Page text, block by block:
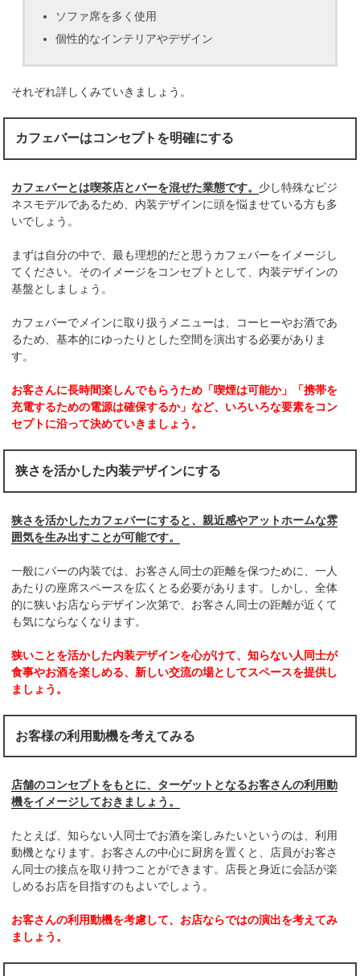
ソファ席を多く使用
個性的なインテリアやデザイン
それぞれ詳しくみていきましょう。
カフェバーはコンセプトを明確にする
カフェバーとは喫茶店とバーを混ぜた業態です。 少し特殊なビジ
ネスモデルであるため、内装デザインに頭を悩ませている方も多
いでしょう。
まずは自分の中で、最も理想的だと思うカフェバーをイメージし
てください。そのイメージをコンセプトとして、内装デザインの
基盤としましょう。
カフェバーでメインに取り扱うメニューは、コーヒーやお酒であ
るため、基本的にゆったりとした空間を演出する必要がありま
す。
お客さんに長時間楽しんでもらうため「喫煙は可能か」「携帯を
充電するための電源は確保するか」など、いろいろな要素をコン
セプトに沿って決めていきましょう。
狭さを活かした内装デザインにする
狭さを活かしたカフェバーにすると、親近感やアットホームな雰
囲気を生み出すことが可能です。
一般にバーの内装では、お客さん同士の距離を保つために、一人
あたりの座席スペースを広くとる必要があります。しかし、全体
的に狭いお店ならデザイン次第で、お客さん同士の距離が近くて
も気にならなくなります。
狭いことを活かした内装デザインを心がけて、知らない人同士が
食事やお酒を楽しめる、新しい交流の場としてスペースを提供し
ましょう。
お客様の利用動機を考えてみる
店舗のコンセプトをもとに、ターゲットとなるお客さんの利用動
機をイメージしておきましょう。
たとえば、知らない人同士でお酒を楽しみたいというのは、利用
動機となります。お客さんの中心に厨房を置くと、店員がお客さ
ん同士の接点を取り持つことができます。店長と身近に会話が楽
しめるお店を目指すのもよいでしょう。
お客さんの利用動機を考慮して、お店ならではの演出を考えてみ
ましょう。